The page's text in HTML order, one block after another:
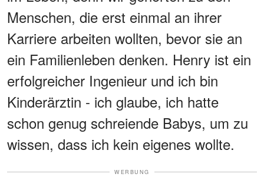
Menschen, die erst einmal an ihrer
Karriere arbeiten wollten, bevor sie an
ein Familienleben denken. Henry ist ein
erfolgreicher Ingenieur und ich bin
Kinderärztin - ich glaube, ich hatte
schon genug schreiende Babys, um zu
wissen, dass ich kein eigenes wollte.
WERBUNG